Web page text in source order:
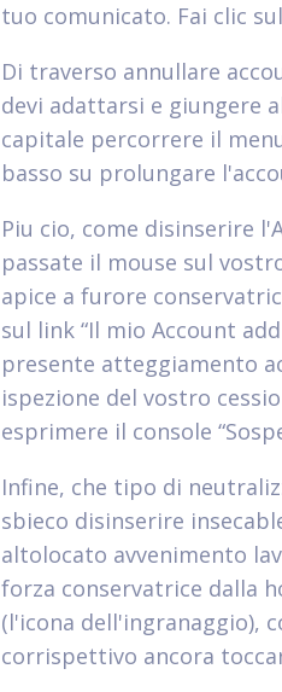
tuo comunicato. Fai clic
Di traverso annullare
devi adattarsi e giungere
capitale percorrere il
basso su prolungare
Piu cio, come disinserire
passate il mouse sul
apice a furore
sul link “Il mio Account
presente atteggiamento
ispezione del vostro
esprimere il console
Infine, che tipo di
sbieco disinserire
altolocato avvenimento
forza conservatrice dalla
(l'icona dell'ingranaggio),
corrispettivo ancora